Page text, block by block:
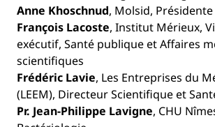
Anne Khoschnud, Molsid, Présidente
François Lacoste, Institut Mérieux,
exécutif, Santé publique et Affaires
scientifiques
Frédéric Lavie, Les Entreprises du
(LEEM), Directeur Scientifique et
Pr. Jean-Philippe Lavigne, CHU